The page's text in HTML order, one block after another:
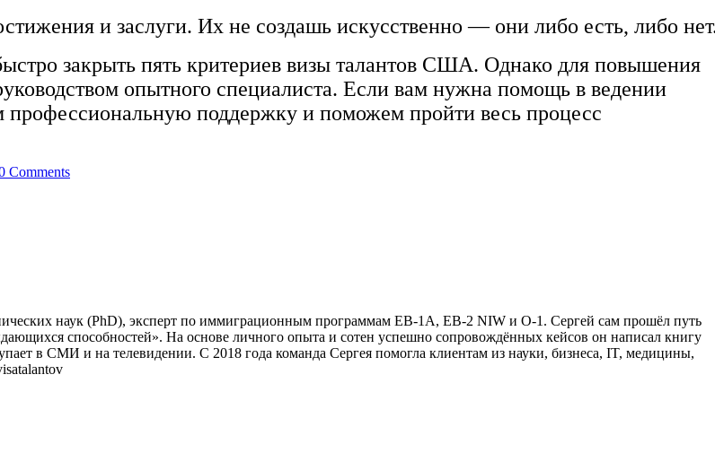
и заслуги. Их не создашь искусственно — они либо есть, либо
закрыть пять критериев визы талантов США. Однако для повышения
опытного специалиста. Если вам нужна помощь в ведении
поддержку и поможем пройти весь процесс
Comments
наук (PhD), эксперт по иммиграционным программам EB-1A, EB-2 NIW и O-1. Сергей сам прошёл путь
способностей». На основе личного опыта и сотен успешно сопровождённых кейсов он написал книгу
в СМИ и на телевидении. С 2018 года команда Сергея помогла клиентам из науки, бизнеса, IT, медицины,